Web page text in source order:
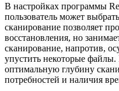
В настройках программы
пользователь может
сканирование позволяет
восстановления, но
сканирование, напротив,
упустить некоторые
оптимальную глубину
потребностей и наличия